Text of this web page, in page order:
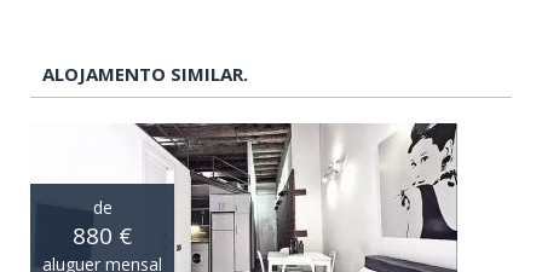
ALOJAMENTO SIMILAR.
de
880 €
aluguer mensal